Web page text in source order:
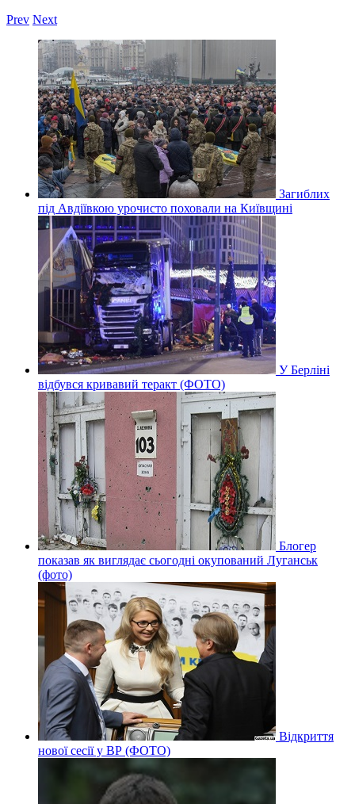
Prev Next
Загиблих
під Авдіївкою урочисто поховали на Київщині
У Берліні
відбувся кривавий теракт (ФОТО)
Блогер
показав як виглядає сьогодні окупований Луганськ
(фото)
Відкриття
нової сесії у ВР (ФОТО)